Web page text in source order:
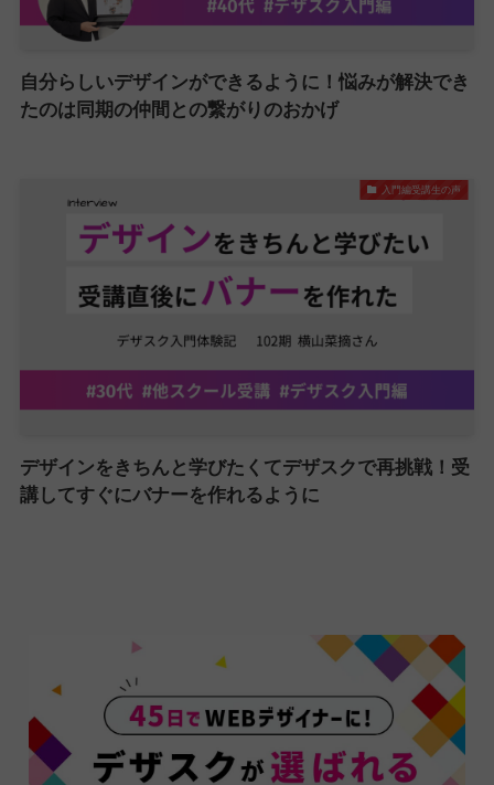
自分らしいデザインができるように！悩みが解決でき
たのは同期の仲間との繋がりのおかげ
入門編受講生の声
デザインをきちんと学びたくてデザスクで再挑戦！受
講してすぐにバナーを作れるように